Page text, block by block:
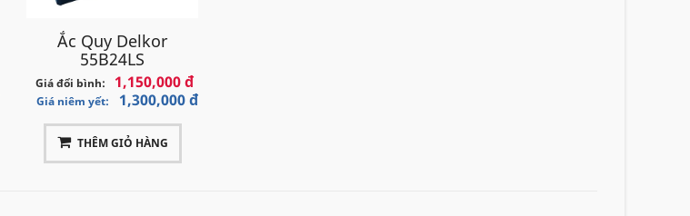
Ắc Quy Delkor
55B24LS
Giá đổi bình: 1,150,000 đ
Giá niêm yết: 1,300,000 đ
THÊM GIỎ HÀNG